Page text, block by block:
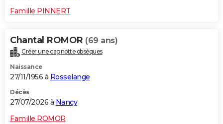
Famille PINNERT
Chantal ROMOR (69 ans)
Créer une cagnotte obsèques
Naissance
27/11/1956 à Rosselange
Décès
27/07/2026 à Nancy
Famille ROMOR